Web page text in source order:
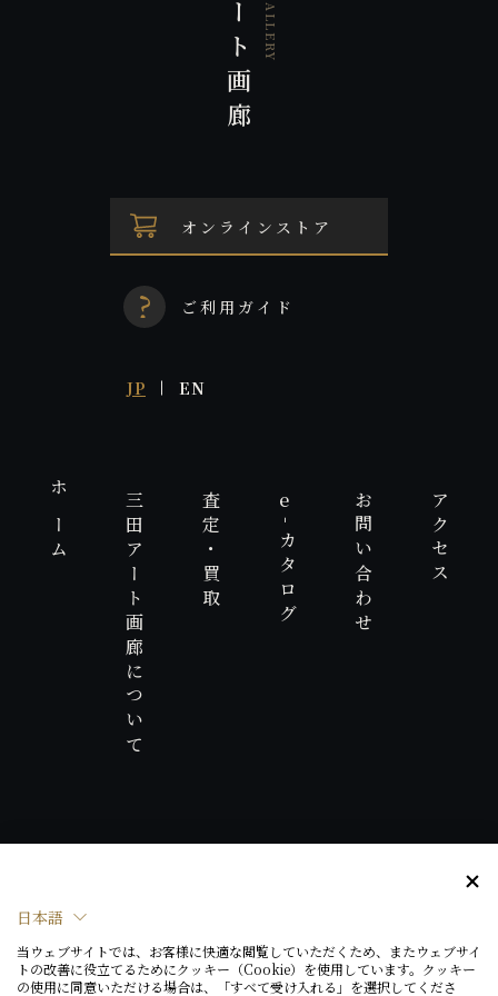
オンラインストア
ご利用ガイド
JP EN
ホーム 三田アート画廊について 査定・買取 e
-カタログ お問い合わせ アクセス
プライバシーポリシー
日本語
当ウェブサイトでは、お客様に快適な閲覧していただくため、またウェブサイ
トの改善に役立てるためにクッキー（Cookie）を使用しています。クッキー
の使用に同意いただける場合は、「すべて受け入れる」を選択してくださ